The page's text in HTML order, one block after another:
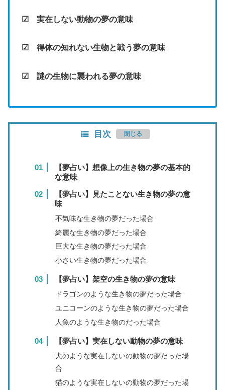
☑ 実在しない動物の夢の意味
☑ 得体の知れない生物と戦う夢の意味
☑ 謎の生物に襲われる夢の意味
目次
【夢占い】想像上の生き物の夢の基本的
な意味
【夢占い】見たことない生き物の夢の意
味
不気味な生き物の夢だった場合
綺麗な生き物の夢だった場合
巨大な生き物の夢だった場合
小さい生き物の夢だった場合
【夢占い】架空の生き物の夢の意味
ドラゴンのような生き物の夢だった場合
ユニコーンのような生き物の夢だった場合
人魚のような生き物のだった場合
【夢占い】実在しない動物の夢の意味
犬のような実在しないの動物の夢だった場
合
猫のような実在しないの動物の夢だった場